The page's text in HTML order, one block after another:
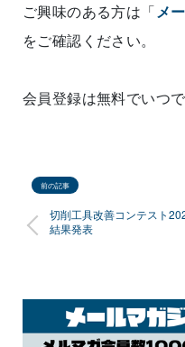
ご興味のある方は「メ
をご確認ください。
会員登録は無料でいつ
前の記事
切削工具改善コンテスト
結果発表